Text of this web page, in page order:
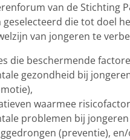
van de Stichting
geselecteerd die tot doel
van jongeren te
die beschermende
gezondheid bij
waarmee
problemen bij
(preventie),